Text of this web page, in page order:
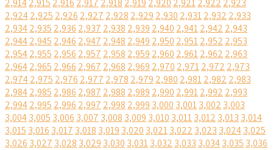
2,9142,915 2,916 2,917 2,918 2,919 2,920 2,9212,922 2,923
2,9242,925 2,926 2,927 2,928 2,929 2,930 2,9312,932 2,933
2,9342,935 2,936 2,937 2,938 2,939 2,940 2,9412,942 2,943
2,9442,945 2,946 2,947 2,948 2,949 2,950 2,9512,952 2,953
2,9542,955 2,956 2,957 2,958 2,959 2,960 2,9612,962 2,963
2,9642,965 2,966 2,967 2,968 2,969 2,970 2,9712,972 2,973
2,9742,975 2,976 2,977 2,978 2,979 2,980 2,9812,982 2,983
2,9842,985 2,986 2,987 2,988 2,989 2,990 2,9912,992 2,993
2,9942,995 2,996 2,997 2,998 2,999 3,000 3,0013,002 3,003
3,0043,005 3,006 3,007 3,008 3,009 3,010 3,0113,012 3,013 3,014
3,015 3,016 3,017 3,018 3,019 3,020 3,0213,022 3,023 3,0243,025
3,026 3,027 3,028 3,029 3,030 3,0313,032 3,033 3,0343,035 3,036